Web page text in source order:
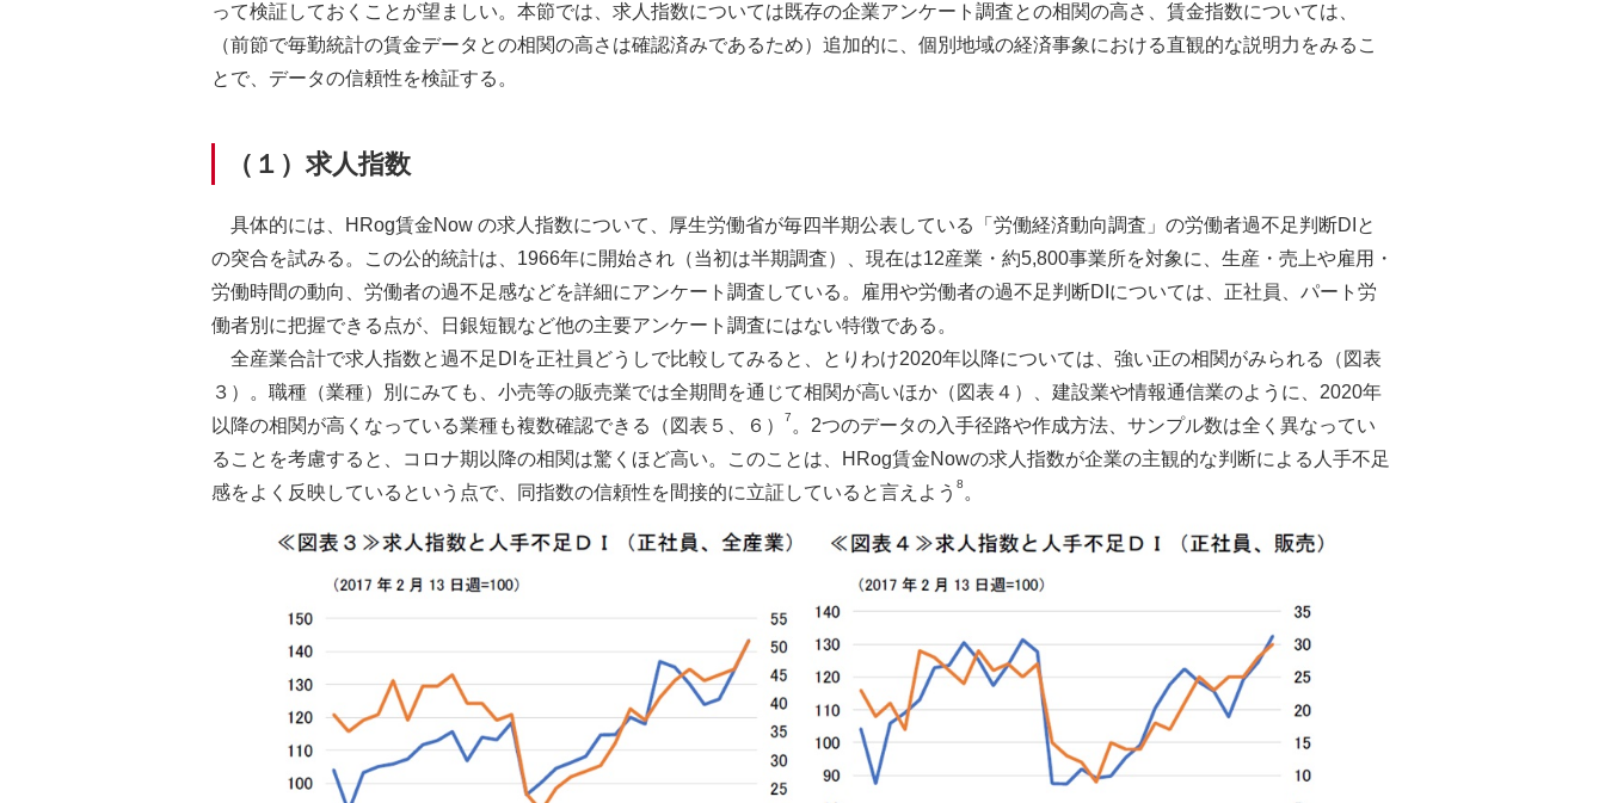
って検証しておくことが望ましい。本節では、求人指数については既存の企業アンケート調査との相関の高さ、賃金指数については、
（前節で毎勤統計の賃金データとの相関の高さは確認済みであるため）追加的に、個別地域の経済事象における直観的な説明力をみるこ
とで、データの信頼性を検証する。
（１）求人指数
具体的には、HRog賃金Now の求人指数について、厚生労働省が毎四半期公表している「労働経済動向調査」の労働者過不足判断DIと
の突合を試みる。この公的統計は、1966年に開始され（当初は半期調査）、現在は12産業・約5,800事業所を対象に、生産・売上や雇用・
労働時間の動向、労働者の過不足感などを詳細にアンケート調査している。雇用や労働者の過不足判断DIについては、正社員、パート労
働者別に把握できる点が、日銀短観など他の主要アンケート調査にはない特徴である。
全産業合計で求人指数と過不足DIを正社員どうしで比較してみると、とりわけ2020年以降については、強い正の相関がみられる（図表
３）。職種（業種）別にみても、小売等の販売業では全期間を通じて相関が高いほか（図表４）、建設業や情報通信業のように、2020年
以降の相関が高くなっている業種も複数確認できる（図表５、６）
7 。2つのデータの入手径路や作成方法、サンプル数は全く異なってい
ることを考慮すると、コロナ期以降の相関は驚くほど高い。このことは、HRog賃金Nowの求人指数が企業の主観的な判断による人手不足
感をよく反映しているという点で、同指数の信頼性を間接的に立証していると言えよう 8 。